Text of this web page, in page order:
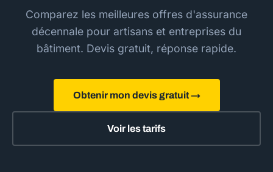
Comparez les meilleures offres d'assurance
décennale pour artisans et entreprises du
bâtiment. Devis gratuit, réponse rapide.
Obtenir mon devis gratuit →
Voir les tarifs